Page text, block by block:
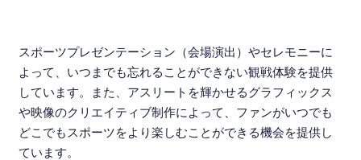
スポーツプレゼンテーション（会場演出）やセレモニーに
よって、いつまでも忘れることができない観戦体験を提供
しています。また、アスリートを輝かせるグラフィックス
や映像のクリエイティブ制作によって、ファンがいつでも
どこでもスポーツをより楽しむことができる機会を提供し
ています。